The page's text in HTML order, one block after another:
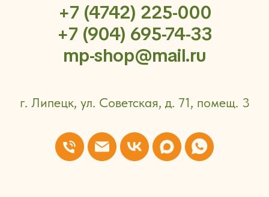
+7 (4742) 225-000
+7 (904) 695-74-33
mp-shop@mail.ru
г. Липецк, ул. Советская, д. 71, помещ. 3